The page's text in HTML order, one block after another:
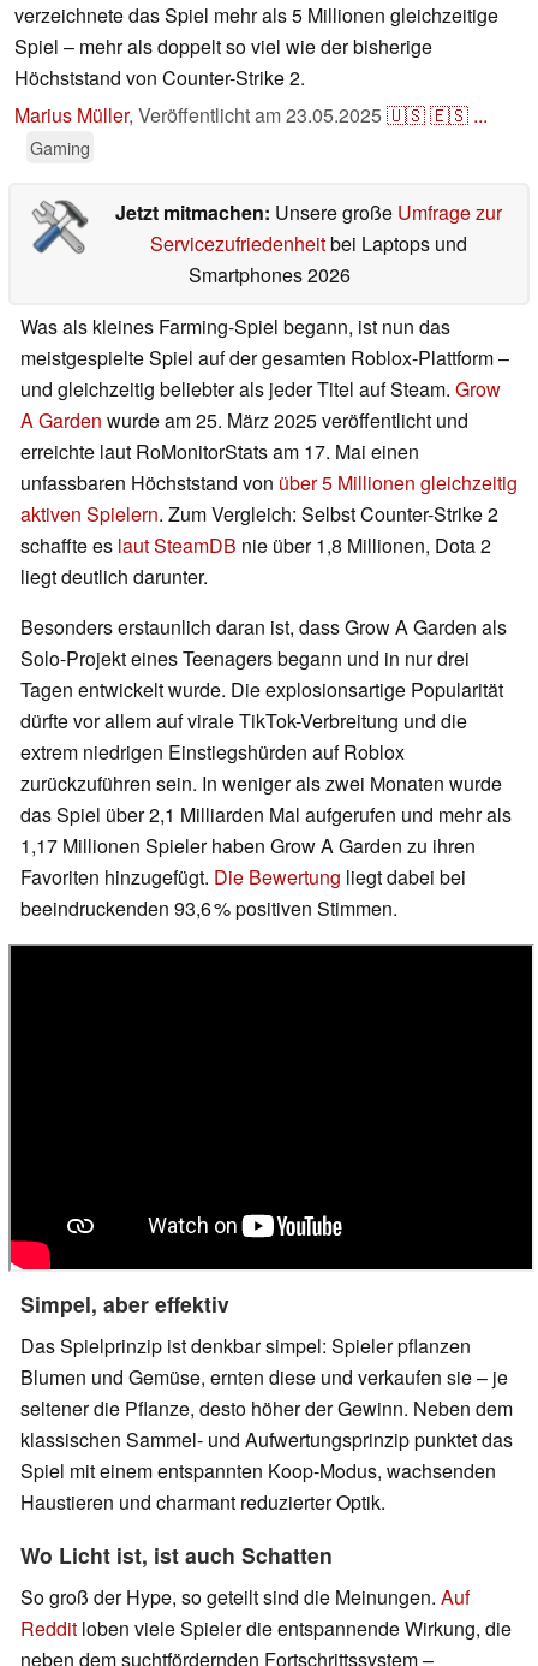
verzeichnete das Spiel mehr als 5 Millionen gleichzeitige
Spiel – mehr als doppelt so viel wie der bisherige
Höchststand von Counter-Strike 2.
Marius Müller, Veröffentlicht am23.05.2025🇺🇸🇪🇸 ...
Gaming
Jetzt mitmachen: Unsere große Umfrage zur
Servicezufriedenheitbei Laptops und
Smartphones 2026
Was als kleines Farming-Spiel begann, ist nun das
meistgespielte Spiel auf der gesamten Roblox-Plattform –
und gleichzeitig beliebter als jeder Titel auf Steam. Grow
A Garden wurde am 25. März 2025 veröffentlicht und
erreichte laut RoMonitorStats am 17. Mai einen
unfassbaren Höchststand von über 5 Millionen gleichzeitig
aktiven Spielern. Zum Vergleich: Selbst Counter-Strike 2
schaffte es laut SteamDB nie über 1,8 Millionen, Dota 2
liegt deutlich darunter.
Besonders erstaunlich daran ist, dass Grow A Garden als
Solo-Projekt eines Teenagers begann und in nur drei
Tagen entwickelt wurde. Die explosionsartige Popularität
dürfte vor allem auf virale TikTok-Verbreitung und die
extrem niedrigen Einstiegshürden auf Roblox
zurückzuführen sein. In weniger als zwei Monaten wurde
das Spiel über 2,1 Milliarden Mal aufgerufen und mehr als
1,17 Millionen Spieler haben Grow A Garden zu ihren
Favoriten hinzugefügt. Die Bewertung liegt dabei bei
beeindruckenden 93,6 % positiven Stimmen.
Simpel, aber effektiv
Das Spielprinzip ist denkbar simpel: Spieler pflanzen
Blumen und Gemüse, ernten diese und verkaufen sie – je
seltener die Pflanze, desto höher der Gewinn. Neben dem
klassischen Sammel- und Aufwertungsprinzip punktet das
Spiel mit einem entspannten Koop-Modus, wachsenden
Haustieren und charmant reduzierter Optik.
Wo Licht ist, ist auch Schatten
So groß der Hype, so geteilt sind die Meinungen. Auf
Reddit loben viele Spieler die entspannende Wirkung, die
neben dem suchtfördernden Fortschrittssystem –